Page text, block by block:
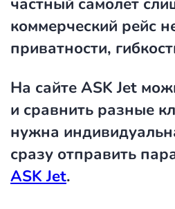
коммерческий рейс
приватности,
На сайте ASK Jet
и сравнить разные
нужна
сразу отправить
ASK Jet.